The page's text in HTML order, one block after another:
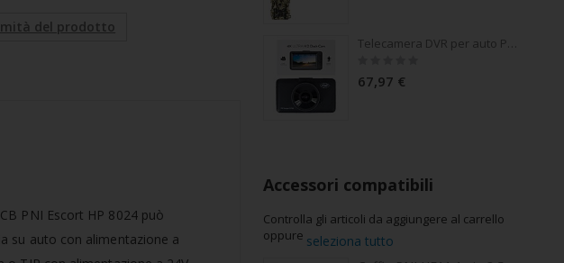
del prodotto
PNI Escort HP 8024 può
su auto con alimentazione a
67,97 €
Accessori compatibili
Controlla gli articoli da aggiungere al carrello
oppure seleziona tutto